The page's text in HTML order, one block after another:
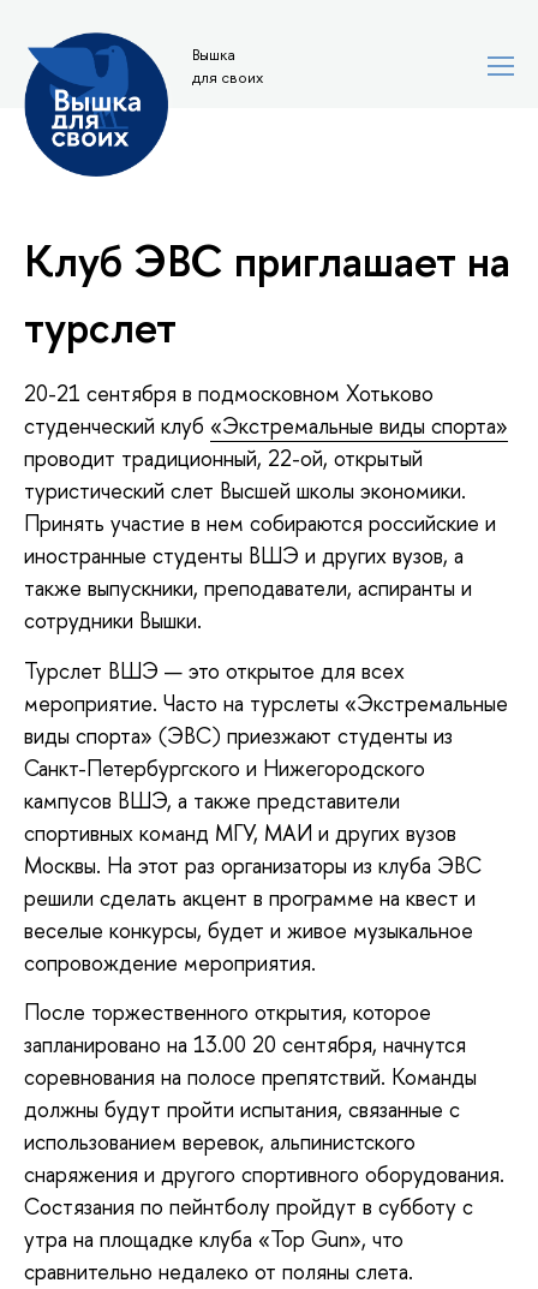
Вышка
для своих
Клуб ЭВС приглашает на
турслет
20-21 сентября в подмосковном Хотьково
студенческий клуб «Экстремальные виды спорта»
проводит традиционный, 22-ой, открытый
туристический слет Высшей школы экономики.
Принять участие в нем собираются российские и
иностранные студенты ВШЭ и других вузов, а
также выпускники, преподаватели, аспиранты и
сотрудники Вышки.
Турслет ВШЭ — это открытое для всех
мероприятие. Часто на турслеты «Экстремальные
виды спорта» (ЭВС) приезжают студенты из
Санкт-Петербургского и Нижегородского
кампусов ВШЭ, а также представители
спортивных команд МГУ, МАИ и других вузов
Москвы. На этот раз организаторы из клуба ЭВС
решили сделать акцент в программе на квест и
веселые конкурсы, будет и живое музыкальное
сопровождение мероприятия.
После торжественного открытия, которое
запланировано на 13.00 20 сентября, начнутся
соревнования на полосе препятствий. Команды
должны будут пройти испытания, связанные с
использованием веревок, альпинистского
снаряжения и другого спортивного оборудования.
Состязания по пейнтболу пройдут в субботу с
утра на площадке клуба «Top Gun», что
сравнительно недалеко от поляны слета.